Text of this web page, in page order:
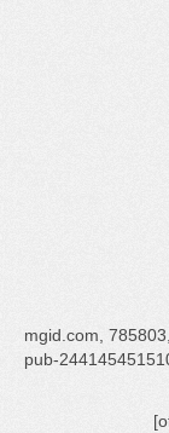
mgid.com,
pub-